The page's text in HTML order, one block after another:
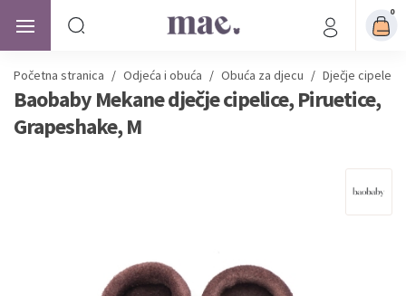
0
Početna stranica / Odjeća i obuća / Obuća za djecu / Dječje cipele
Baobaby Mekane dječje cipelice, Piruetice,
Grapeshake, M